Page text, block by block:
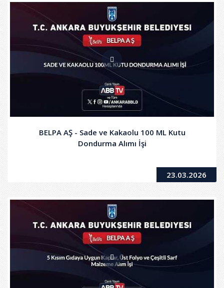
BELPA AŞ - Sade ve Kakaolu 100 ML Kutu
Dondurma Alımı İşi
23.03.2026